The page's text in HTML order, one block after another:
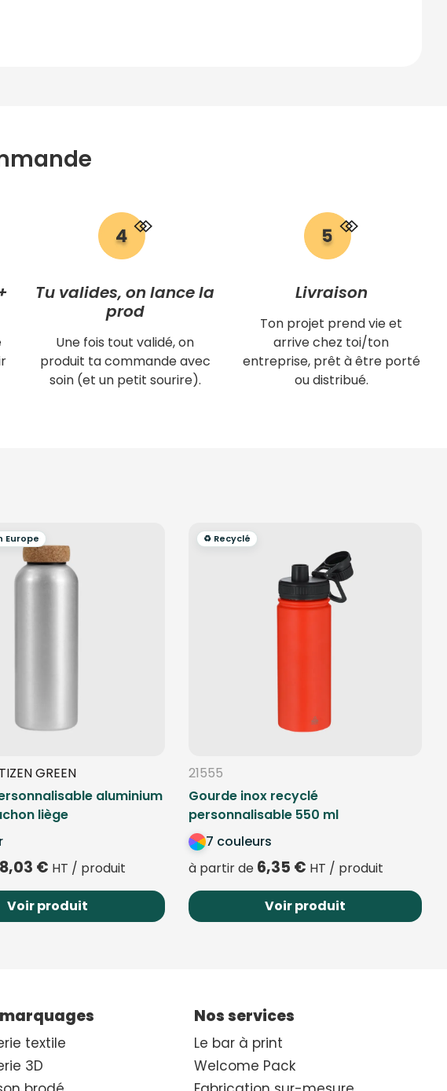
Tu valides, on lance la
prod
Une fois tout validé, on
produit ta commande avec
soin (et un petit sourire).
Livraison
Ton projet prend vie et
arrive chez toi/ton
entreprise, prêt à être porté
ou distribué.
Europe
GREEN
aluminium
liège
8,03 € HT / produit
Voir produit
♻️ Recyclé
21555
Gourde inox recyclé
personnalisable 550 ml
7 couleurs
à partir de 6,35 € HT / produit
Voir produit
textile
3D
Nos services
Le bar à print
Welcome Pack